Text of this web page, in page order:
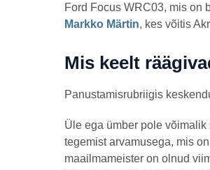
Ford Focus WRC03, mis on
Markko Märtin, kes võitis
Mis keelt
Panustamisrubriigis
Üle ega ümber pole
tegemist arvamusega, mis
maailmameister on olnud